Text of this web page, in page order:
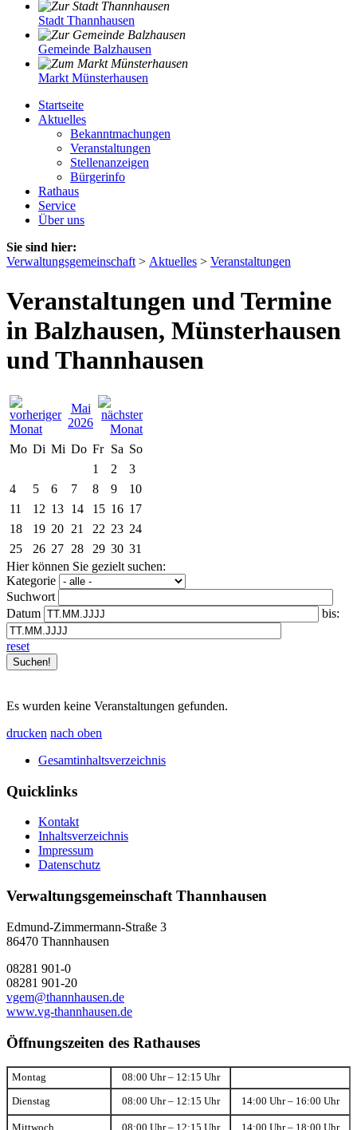
Stadt Thannhausen
Gemeinde Balzhausen
Markt Münsterhausen
Startseite
Aktuelles
Bekanntmachungen
Veranstaltungen
Stellenanzeigen
Bürgerinfo
Rathaus
Service
Über uns
Sie sind hier:
Verwaltungsgemeinschaft > Aktuelles > Veranstaltungen
Veranstaltungen und Termine
in Balzhausen, Münsterhausen
und Thannhausen
Mai
2026
Mo Di Mi Do Fr Sa So
1
2
3
4
5 6 7 8 9
10
11
12 13 14 15 16 17
18
19 20 21 22 23 24
25
26 27 28 29 30 31
Hier können Sie gezielt suchen:
Kategorie
Suchwort
Datum
bis:
reset
Es wurden keine Veranstaltungen gefunden.
drucken nach oben
Gesamtinhaltsverzeichnis
Quicklinks
Kontakt
Inhaltsverzeichnis
Impressum
Datenschutz
Verwaltungsgemeinschaft Thannhausen
Edmund-Zimmermann-Straße 3
86470 Thannhausen
08281 901-0
08281 901-20
vgem@thannhausen.de
www.vg-thannhausen.de
Öffnungszeiten des Rathauses
Montag 08:00 Uhr – 12:15 Uhr
Dienstag 08:00 Uhr – 12:15 Uhr 14:00 Uhr – 16:00 Uhr